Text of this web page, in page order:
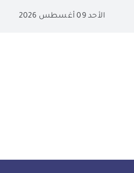
الأحد 09 أغسطس 2026